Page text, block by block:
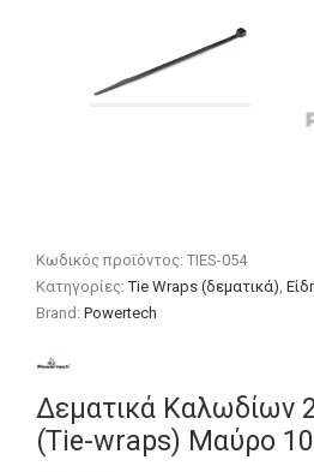
Κωδικός προϊόντος:TIES-054
Κατηγορίες:Tie Wraps (δεματικά) ,
Brand:Powertech
Δεματικά Καλωδίων
(Τie-wraps) Μαύρο